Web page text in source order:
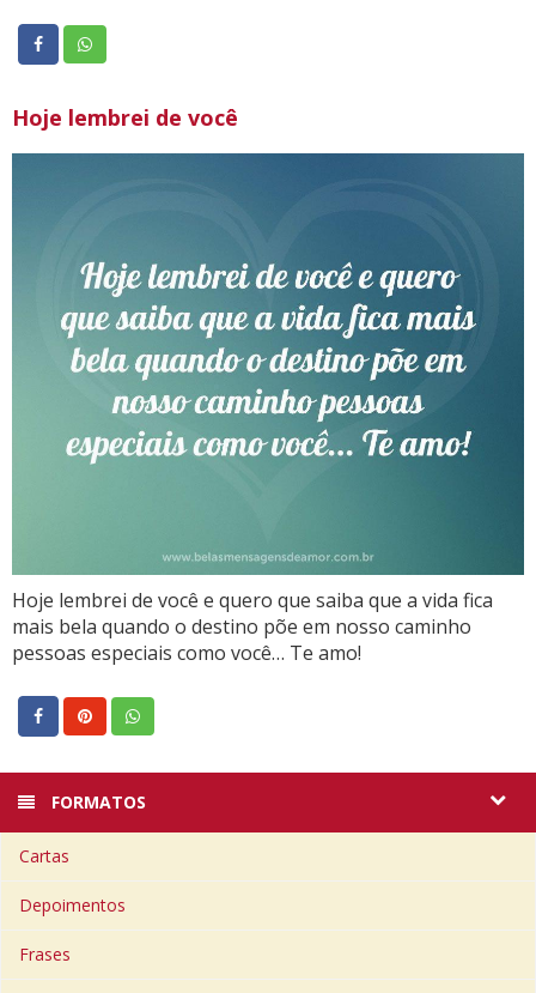
Hoje lembrei de você
Hoje lembrei de você e quero que saiba que a vida fica
mais bela quando o destino põe em nosso caminho
pessoas especiais como você… Te amo!
FORMATOS
Cartas
Depoimentos
Frases